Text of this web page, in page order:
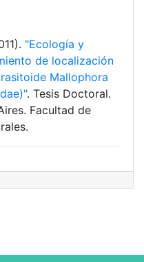
"Ecología y
de localización
Mallophora
. Tesis Doctoral.
Facultad de